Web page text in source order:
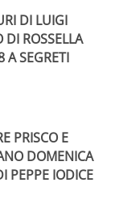
DI LUIGI
DI ROSSELLA
A SEGRETI
PRISCO E
DOMENICA
PEPPE IODICE